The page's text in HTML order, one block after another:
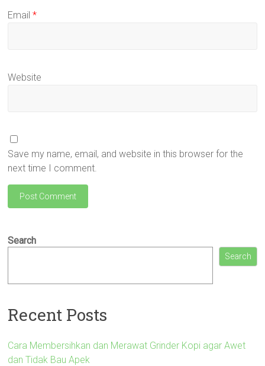
Email*
Website
Save my name, email, and website in this browser for the
next time I comment.
Search
Search
Recent Posts
Cara Membersihkan dan Merawat Grinder Kopi agar Awet
dan Tidak Bau Apek